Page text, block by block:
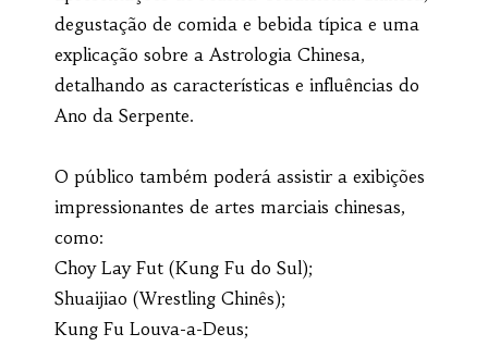
degustação de comida e bebida típica e uma
explicação sobre a Astrologia Chinesa,
detalhando as características e influências do
Ano da Serpente.
O público também poderá assistir a exibições
impressionantes de artes marciais chinesas,
como:
Choy Lay Fut (Kung Fu do Sul);
Shuaijiao (Wrestling Chinês);
Kung Fu Louva-a-Deus;